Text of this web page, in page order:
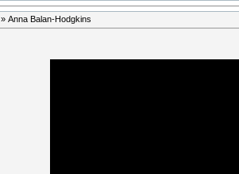
» Аnna Balan-Hodgkins